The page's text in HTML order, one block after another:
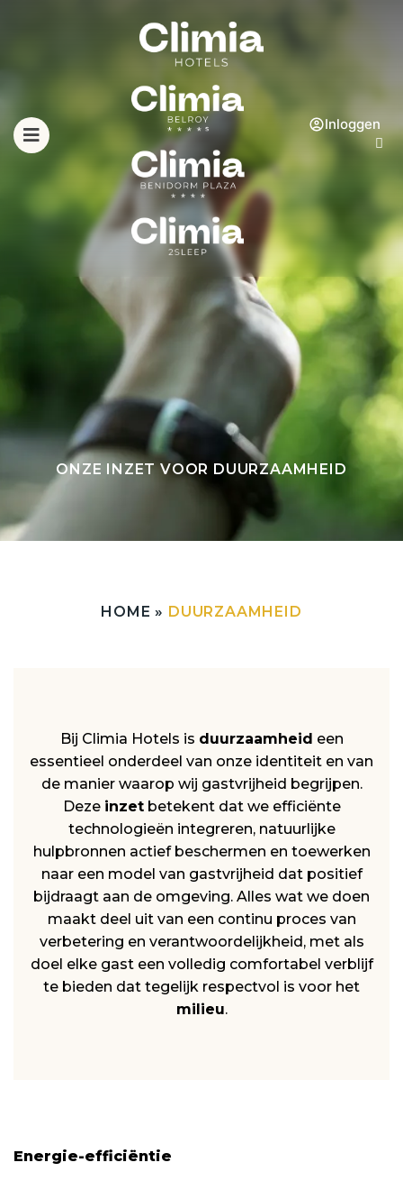
Inloggen
ONZE INZET VOOR DUURZAAMHEID
HOME » DUURZAAMHEID
Bij Climia Hotels is duurzaamheid een
essentieel onderdeel van onze identiteit en van
de manier waarop wij gastvrijheid begrijpen.
Deze inzetbetekent dat we efficiënte
technologieën integreren, natuurlijke
hulpbronnen actief beschermen en toewerken
naar een model van gastvrijheid dat positief
bijdraagt aan de omgeving. Alles wat we doen
maakt deel uit van een continu proces van
verbetering en verantwoordelijkheid, met als
doel elke gast een volledig comfortabel verblijf
te bieden dat tegelijk respectvol is voor het
milieu.
Energie-efficiëntie